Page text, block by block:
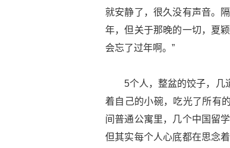
就安静了，很久没有声音。
年，但关于那晚的一切，夏
会忘了过年啊。”
5个人，整盆的饺子，几
着自己的小碗，吃光了所有
间普通公寓里，几个中国留
但其实每个人心底都在思念